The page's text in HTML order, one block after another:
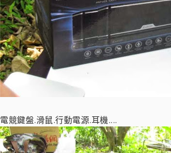
電競鍵盤.滑鼠.行動電源.耳機....